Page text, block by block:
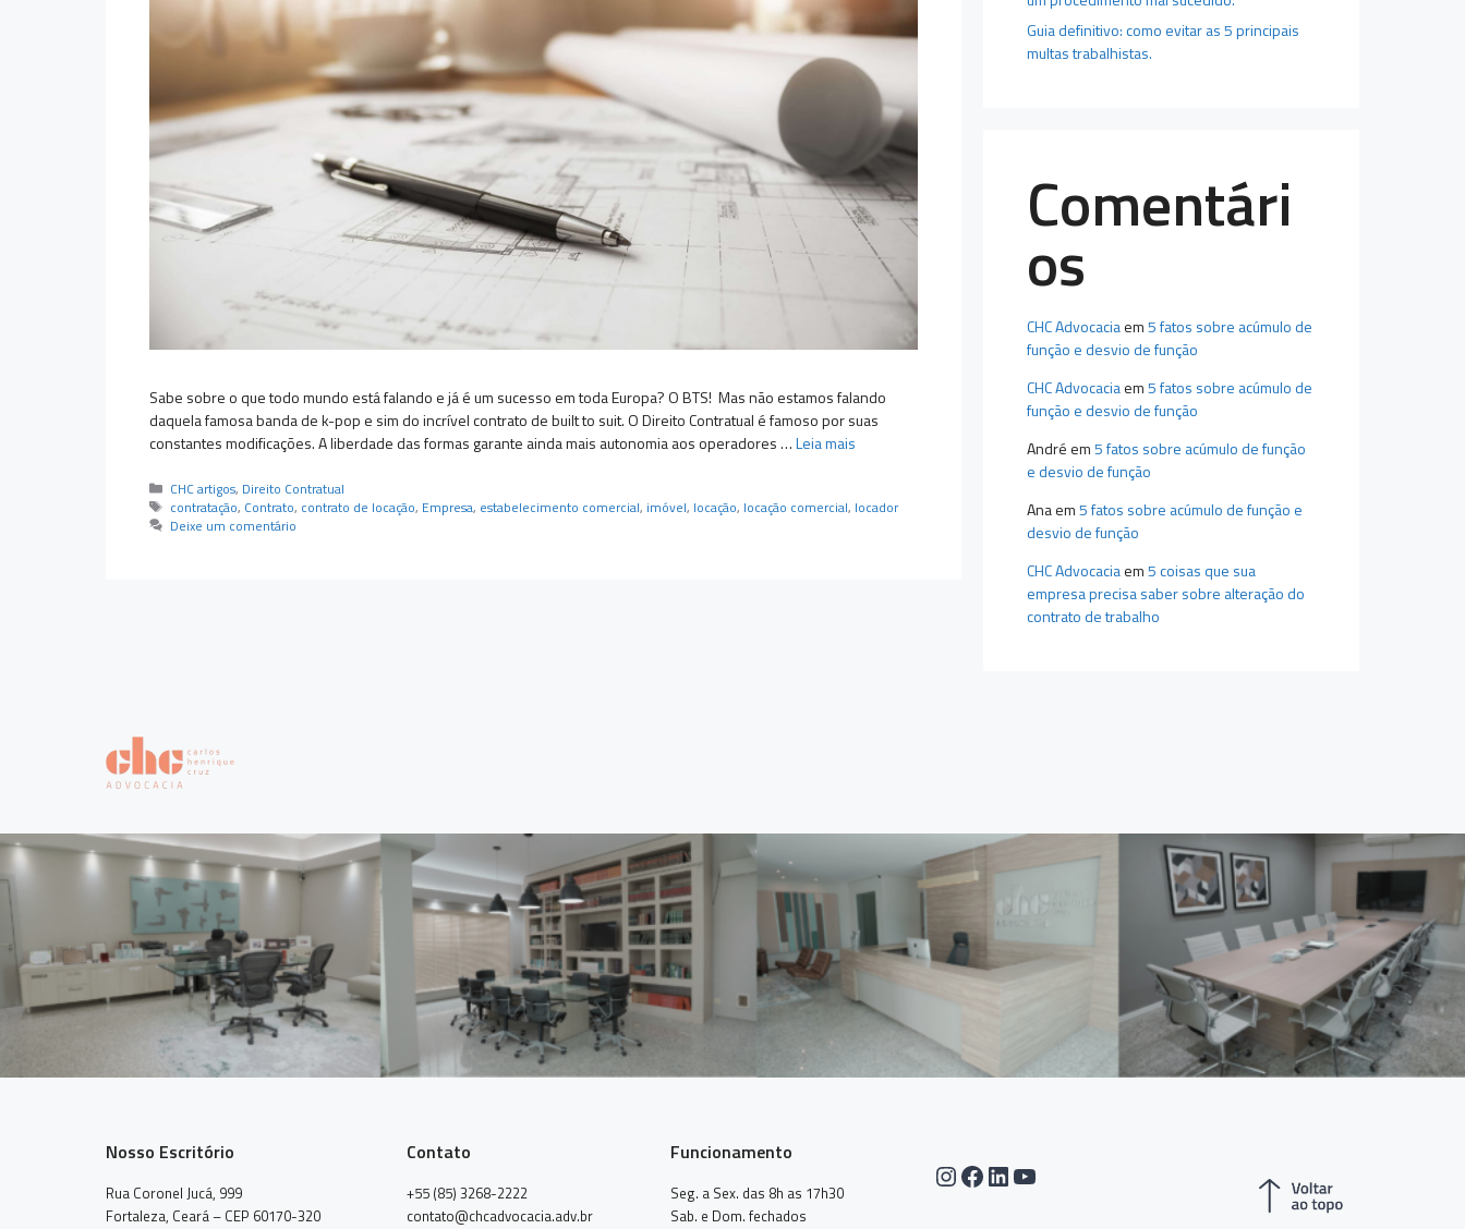
Sabe sobre o que todo mundo está falando e já é um sucesso em toda Europa? O BTS! Mas não estamos falando
daquela famosa banda de k-pop e sim do incrível contrato de built to suit. O Direito Contratual é famoso por suas
constantes modificações. A liberdade das formas garante ainda mais autonomia aos operadores …Leia mais
Categorias
CHC artigos, Direito Contratual
Tags
contratação, Contrato, contrato de locação, Empresa, estabelecimento comercial, imóvel, locação, locação comercial, locador
Deixe um comentário
Guia definitivo: como evitar as 5 principais
multas trabalhistas.
Comentári
os
CHC Advocaciaem5 fatos sobre acúmulo de
função e desvio de função
CHC Advocaciaem5 fatos sobre acúmulo de
função e desvio de função
André em5 fatos sobre acúmulo de função
e desvio de função
Anaem5 fatos sobre acúmulo de função e
desvio de função
CHC Advocaciaem5 coisas que sua
empresa precisa saber sobre alteração do
contrato de trabalho
Nosso Escritório
Rua Coronel Jucá, 999
Fortaleza, Ceará – CEP 60170-320
Contato
+55 (85) 3268-2222
contato@chcadvocacia.adv.br
Funcionamento
Seg. a Sex. das 8h as 17h30
Sab. e Dom. fechados
Instagram
Facebook
LinkedIn
Youtube